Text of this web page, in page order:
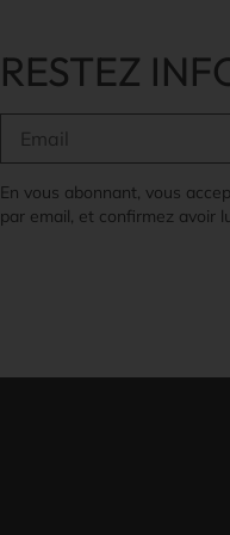
RESTEZ
En vous abonnant, vous
par email, et confirmez avoir